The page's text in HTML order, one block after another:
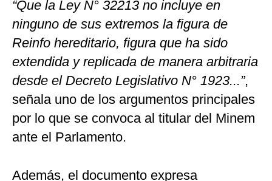
“Que la Ley N° 32213 no incluye en
ninguno de sus extremos la figura de
Reinfo hereditario, figura que ha sido
extendida y replicada de manera arbitraria
desde el Decreto Legislativo N° 1923...”,
señala uno de los argumentos principales
por lo que se convoca al titular del Minem
ante el Parlamento.
Además, el documento expresa